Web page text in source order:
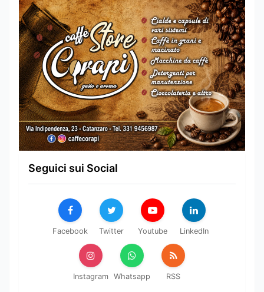
Seguici sui Social
Facebook Twitter Youtube LinkedIn
Instagram Whatsapp RSS